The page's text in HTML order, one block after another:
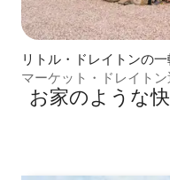
リトル・ドレイトンの
マーケット・ドレイト
のコテージ
お家のような